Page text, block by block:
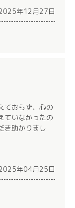
年12月27日
ておらず、心の
ていなかったの
き助かりまし
年04月25日